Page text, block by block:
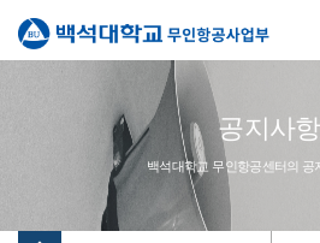
공지사항
백석대학교 무인항공센터의 공